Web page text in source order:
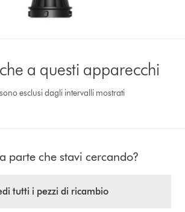
a questi apparecchi
esclusi dagli intervalli mostrati
parte che stavi cercando?
tutti i pezzi di ricambio